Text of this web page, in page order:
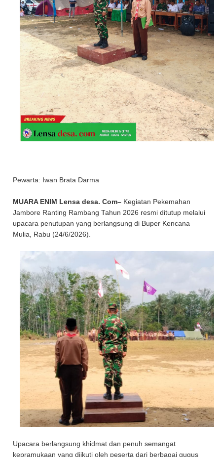
Pewarta: Iwan Brata Darma
MUARA ENIM Lensa desa. Com– Kegiatan Pekemahan
Jambore Ranting Rambang Tahun 2026 resmi ditutup melalui
upacara penutupan yang berlangsung di Buper Kencana
Mulia, Rabu (24/6/2026).
Upacara berlangsung khidmat dan penuh semangat
kepramukaan yang diikuti oleh peserta dari berbagai gugus